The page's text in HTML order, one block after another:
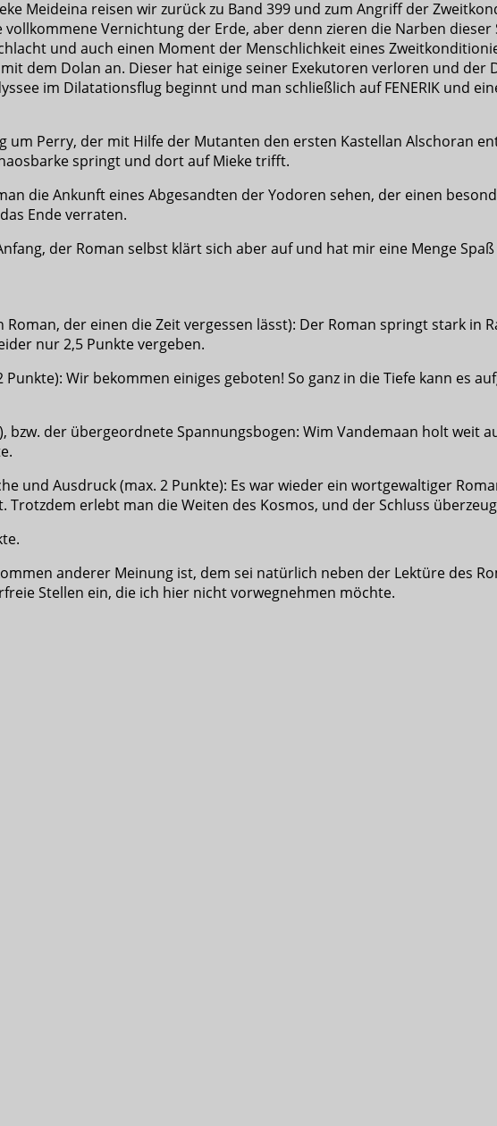
Meideina reisen wir zurück zu Band 399 und zum Angriff der
Vernichtung der Erde, aber denn zieren die Narben
und auch einen Moment der Menschlichkeit eines
dem Dolan an. Dieser hat einige seiner Exekutoren verloren und
im Dilatationsflug beginnt und man schließlich auf FENERIK und
um Perry, der mit Hilfe der Mutanten den ersten Kastellan Alschoran
springt und dort auf Mieke trifft.
die Ankunft eines Abgesandten der Yodoren sehen, der einen
Ende verraten.
der Roman selbst klärt sich aber auf und hat mir eine Menge
der einen die Zeit vergessen lässt): Der Roman springt stark in
nur 2,5 Punkte vergeben.
Punkte): Wir bekommen einiges geboten! So ganz in die Tiefe kann es
bzw. der übergeordnete Spannungsbogen: Wim Vandemaan holt weit
und Ausdruck (max. 2 Punkte): Es war wieder ein wortgewaltiger
Trotzdem erlebt man die Weiten des Kosmos, und der Schluss
anderer Meinung ist, dem sei natürlich neben der Lektüre des
Stellen ein, die ich hier nicht vorwegnehmen möchte.